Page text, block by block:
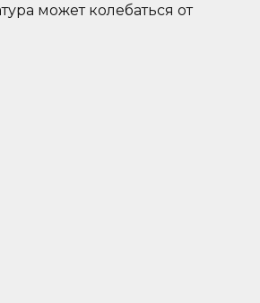
может колебаться от